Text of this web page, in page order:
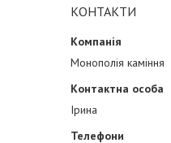
КОНТАКТИ
Монополія каміння
Ірина